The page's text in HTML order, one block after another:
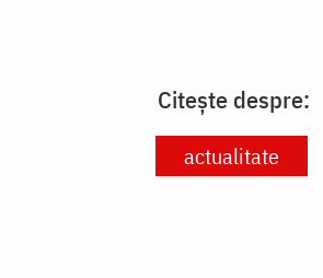
Citește despre:
actualitate